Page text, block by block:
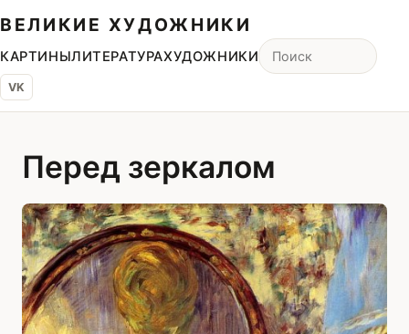
ВЕЛИКИЕ ХУДОЖНИКИ
КАРТИНЫЛИТЕРАТУРАХУДОЖНИКИ
VK
Перед зеркалом